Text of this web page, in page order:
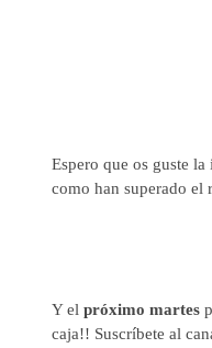
Espero que os guste
como han superado el
Y el próximo martes
caja!! Suscríbete al